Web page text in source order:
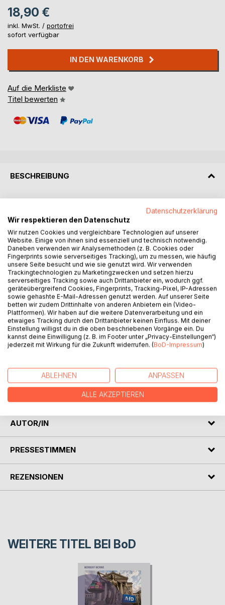
18,90 €
inkl. MwSt. / portofrei
sofort verfügbar
IN DEN WARENKORB
Auf die Merkliste
Titel bewerten
BESCHREIBUNG
zwischenmenschlichen Miteinander? Führen die sozialen
Medien zu einer neuen Form der Beziehung zwischen
Menschen? Dieser Frage geht Aileen Köbe mit ihrem Buch
auf den Grund: Der Philosoph Martin Buber (1878-1965)
beschreibt in seiner Schrift "Ich und Du" (1923), wie seiner
Meinung nach eine echte Beziehung unter Menschen
gelingen kann und welche Faktoren dafür gegeben sein
müssen. Sein Grundgedanke wird in diesem Buch als
Maßstab angesetzt für eine Beschäftigung mit digitaler
Kommunikation. Dirk Baecker (*1955) ist Soziologe und
thematisiert die Auswirkungen der Digitalisierung auf das
Leben der Menschen und der zukünftigen Gesellschaft. Im
Vergleich zwischen den beiden Autoren wird deutlich, dass
zwischenmenschliche Beziehung digital nie völlig ersetzt
werden kann. Die Autorin zeigt, dass diese Sorge
AUTOR/IN
PRESSESTIMMEN
REZENSIONEN
WEITERE TITEL BEI BoD
Datenschutzerklärung
Wir respektieren den Datenschutz
Wir nutzen Cookies und vergleichbare Technologien auf unserer
Website. Einige von ihnen sind essenziell und technisch notwendig.
Daneben verwenden wir Analysemethoden (z. B. Cookies oder
Fingerprints sowie serverseitiges Tracking), um zu messen, wie häufig
unsere Seite besucht und wie sie genutzt wird. Wir verwenden
Trackingtechnologien zu Marketingzwecken und setzen hierzu
serverseitiges Tracking sowie auch Drittanbieter ein, wodurch ggf.
geräteübergreifend Cookies, Fingerprints, Tracking-Pixel, IP-Adressen
sowie gehashte E-Mail-Adressen genutzt werden. Auf unserer Seite
betten wir zudem Drittinhalte von anderen Anbietern ein (Video-
Plattformen). Wir haben auf die weitere Datenverarbeitung und ein
etwaiges Tracking durch den Drittanbieter keinen Einfluss. Mit deiner
Einstellung willigst du in die oben beschriebenen Vorgänge ein. Du
kannst deine Einwilligung (z. B. im Footer unter „Privacy-Einstellungen“)
jederzeit mit Wirkung für die Zukunft widerrufen. (BoD-Impressum)
ABLEHNEN ANPASSEN
ALLE AKZEPTIEREN